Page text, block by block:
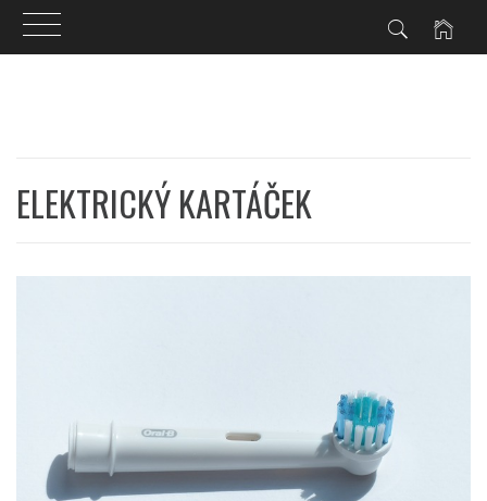
ELEKTRICKÝ KARTÁČEK